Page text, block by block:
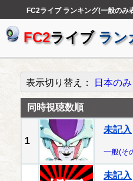
FC2ライブ ランキング(一般のみ
FC2ライブ ラン
表示切り替え： 日本のみ
同時視聴数順
1
未記入
一般(そ
未記入